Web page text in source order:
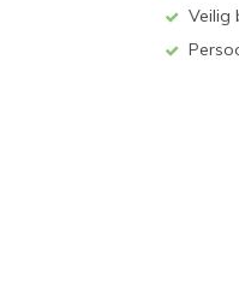
Veilig